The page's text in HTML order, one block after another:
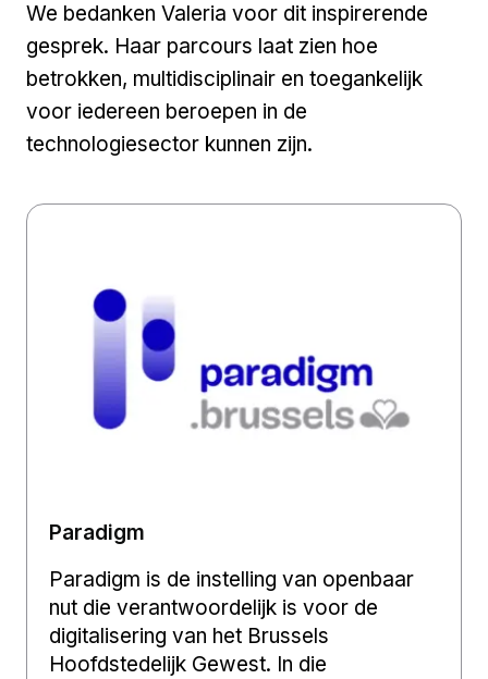
We bedanken Valeria voor dit inspirerende
gesprek. Haar parcours laat zien hoe
betrokken, multidisciplinair en toegankelijk
voor iedereen beroepen in de
technologiesector kunnen zijn.
Paradigm
Paradigm is de instelling van openbaar
nut die verantwoordelijk is voor de
digitalisering van het Brussels
Hoofdstedelijk Gewest. In die